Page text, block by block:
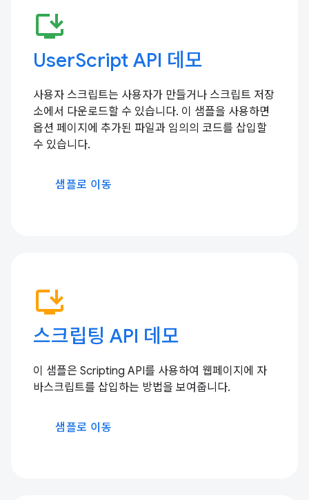
install_desktop
UserScript API 데모
사용자 스크립트는 사용자가 만들거나 스크립트 저장
소에서 다운로드할 수 있습니다. 이 샘플을 사용하면
옵션 페이지에 추가된 파일과 임의의 코드를 삽입할
수 있습니다.
샘플로 이동
install_desktop
스크립팅 API 데모
이 샘플은 Scripting API를 사용하여 웹페이지에 자
바스크립트를 삽입하는 방법을 보여줍니다.
샘플로 이동